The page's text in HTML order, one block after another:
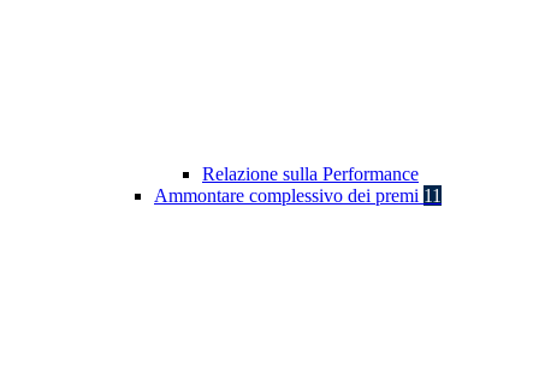
Relazione sulla Performance
Ammontare complessivo dei premi 11